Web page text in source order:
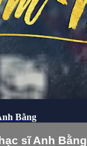
Bằng
sĩ Anh Bằng